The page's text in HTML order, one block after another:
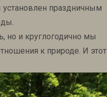
праздничным
но и круглогодично мы
к природе. И этот